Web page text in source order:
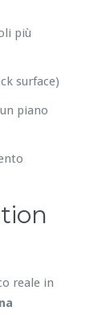
più
surface)
piano
reale in